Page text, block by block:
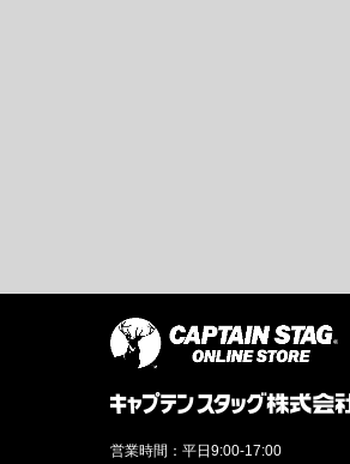
営業時間：平日9:00-17:00